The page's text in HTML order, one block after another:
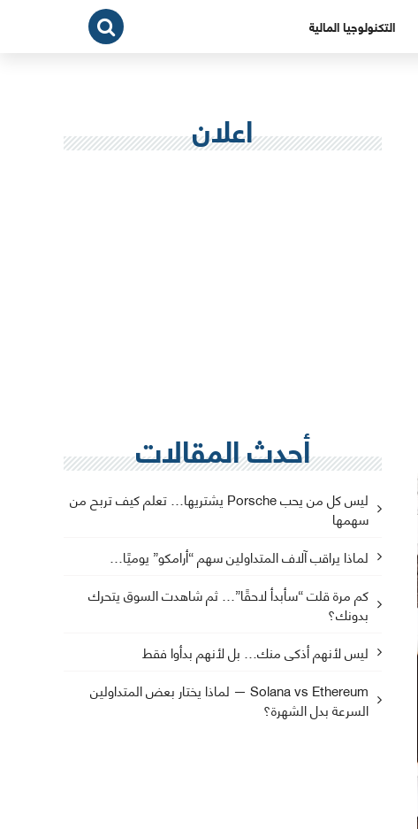
التكنولوجيا المالية
اعلان
أحدث المقالات
ليس كل من يحب Porsche يشتريها… تعلم كيف تربح من
سهمها
لماذا يراقب آلاف المتداولين سهم “أرامكو” يوميًا…
كم مرة قلت “سأبدأ لاحقًا”… ثم شاهدت السوق يتحرك
بدونك؟
ليس لأنهم أذكى منك… بل لأنهم بدأوا فقط
Solana vs Ethereum — لماذا يختار بعض المتداولين
السرعة بدل الشهرة؟